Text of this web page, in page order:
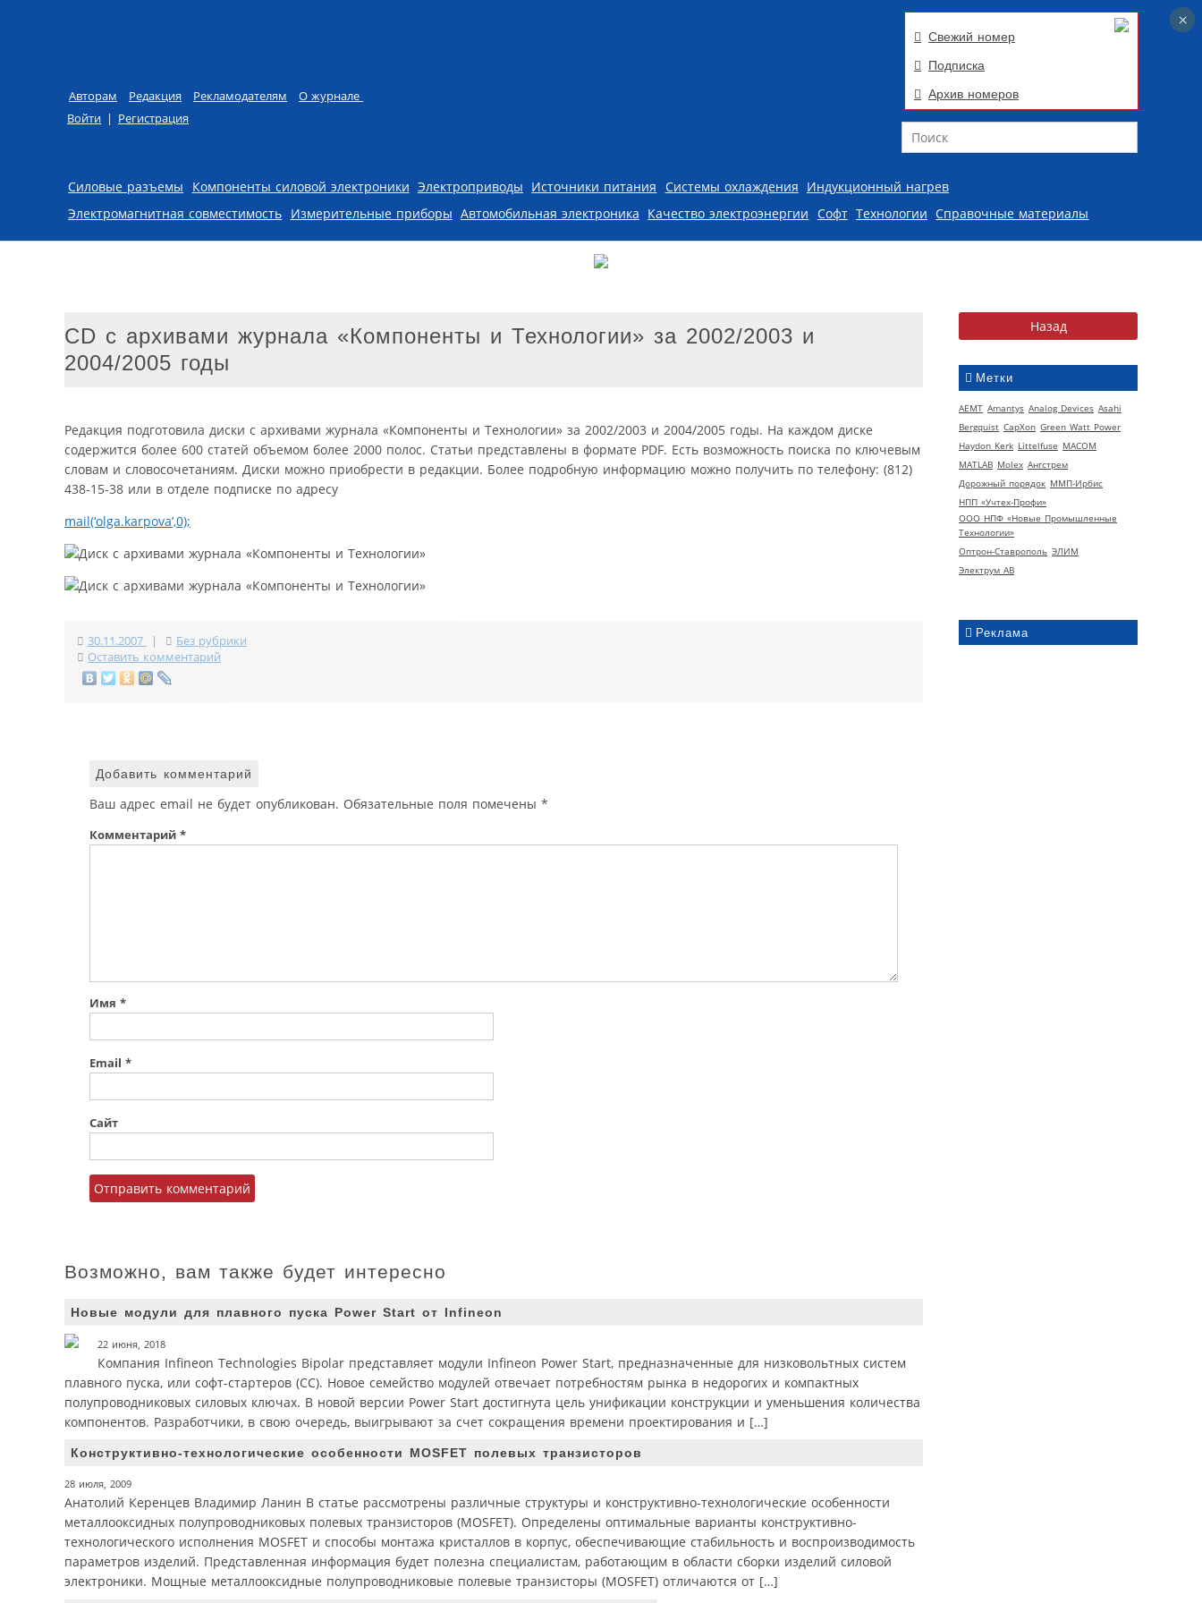
Авторам Редакция Рекламодателям
О журнале
Войти | Регистрация
Свежий номер
Подписка
Архив номеров
Поиск
Skip to content
Силовые разъемы Компоненты силовой электроники Электроприводы Источники питания Системы охлаждения Индукционный нагрев
Электромагнитная совместимость Измерительные приборы Автомобильная электроника Качество электроэнергии Софт Технологии Справочные материалы
Метки
AEMT Amantys Analog Devices Asahi
Bergquist CapXon Green Watt Power
Haydon Kerk Littelfuse MACOM
MATLAB Molex Ангстрем
Дорожный порядок ММП-Ирбис
НПП «Учтех-Профи»
ООО НПФ «Новые Промышленные
Технологии»
Оптрон-Ставрополь ЭЛИМ
Электрум АВ
Реклама
CD с архивами журнала «Компоненты и Технологии» за 2002/2003 и
2004/2005 годы
Редакция подготовила диски с архивами журнала «Компоненты и Технологии» за 2002/2003 и 2004/2005 годы. На каждом диске
содержится более 600 статей объемом более 2000 полос. Статьи представлены в формате PDF. Есть возможность поиска по ключевым
словам и словосочетаниям. Диски можно приобрести в редакции. Более подробную информацию можно получить по телефону: (812)
438-15-38 или в отделе подписке по адресу
mail(‘olga.karpova’,0);
30.11.2007 |
Без рубрики
Оставить комментарий
Добавить комментарий
Ваш адрес email не будет опубликован. Обязательные поля помечены *
Комментарий *
Имя *
Email *
Сайт
Возможно, вам также будет интересно
Новые модули для плавного пуска Power Start от Infineon
22 июня, 2018
Компания Infineon Technologies Bipolar представляет модули Infineon Power Start, предназначенные для низковольтных систем
плавного пуска, или софт-стартеров (СС). Новое семейство модулей отвечает потребностям рынка в недорогих и компактных
полупроводниковых силовых ключах. В новой версии Power Start достигнута цель унификации конструкции и уменьшения количества
компонентов. Разработчики, в свою очередь, выигрывают за счет сокращения времени проектирования и […]
Конструктивно-технологические особенности MOSFET полевых транзисторов
28 июля, 2009
Анатолий Керенцев Владимир Ланин В статье рассмотрены различные структуры и конструктивно-технологические особенности
металлооксидных полупроводниковых полевых транзисторов (MOSFET). Определены оптимальные варианты конструктивно-
технологического исполнения MOSFET и способы монтажа кристаллов в корпус, обеспечивающие стабильность и воспроизводимость
параметров изделий. Представленная информация будет полезна специалистам, работающим в области сборки изделий силовой
электроники. Мощные металлооксидные полупроводниковые полевые транзисторы (MOSFET) отличаются от […]
×
×